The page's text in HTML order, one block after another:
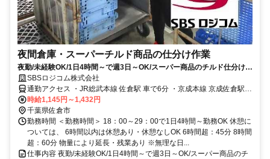
夜間倉庫・スーパーチルド商品の仕分け作業
夜勤/未経験OK/1日4時間～で週3日～OK/スーパー商品のチルド仕分け作
業/マイカー通勤OK/佐倉物流センター支店
SBSロジコム株式会社
通勤アクセス ・JR総武本線 佐倉駅 車で6分 ・京成本線 京成佐倉駅
車で11分 ・JR総武本線 四街道駅 車で18分 ・JR総武本線 八街駅 車
で24分 ★選べる通勤手段★ 無料駐車場完備でバイク・車通勤OK 交
通費月6万円を上限として支給 JR佐倉駅・京成佐倉駅から送迎あり
21時台・5時台など送迎時間はお気軽にお問合せ下さい♪
時給1,145円～1,432円
千葉県佐倉市
勤務時間 ＜勤務時間＞ 18：00～29：00で1日4時間～勤務OK 休憩に
ついては、 6時間以内は休憩あり・休憩なしOK 6時間超：45分 8時間
超：60分 物量により延長・残業あり ※無理な日...
仕事内容 夜勤/未経験OK/1日4時間～で週3日～OK/スーパー商品のチ